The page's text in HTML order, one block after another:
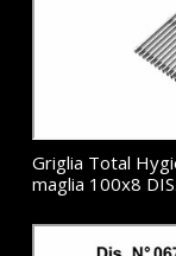
Griglia Total
maglia 100x8